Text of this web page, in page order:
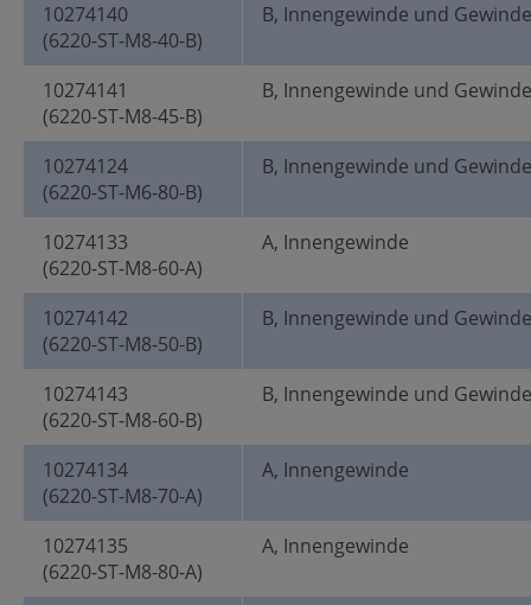
10274140
(6220-ST-M8-40-B)
B, Innengewinde und
10274141
(6220-ST-M8-45-B)
B, Innengewinde und
10274124
(6220-ST-M6-80-B)
B, Innengewinde und
10274133
(6220-ST-M8-60-A)
A, Innengewinde
10274142
(6220-ST-M8-50-B)
B, Innengewinde und
10274143
(6220-ST-M8-60-B)
B, Innengewinde und
10274134
(6220-ST-M8-70-A)
A, Innengewinde
10274135
(6220-ST-M8-80-A)
A, Innengewinde